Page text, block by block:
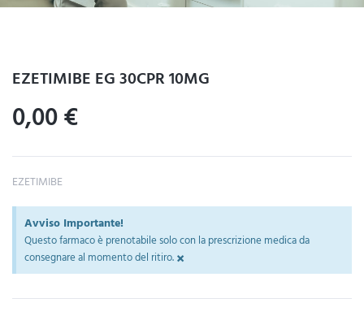
EZETIMIBE EG 30CPR 10MG
0,00€
EZETIMIBE
Avviso Importante!
Questo farmaco è prenotabile solo con la prescrizione medica da
consegnare al momento del ritiro.×